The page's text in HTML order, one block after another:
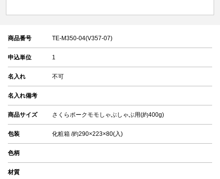
商品番号 TE-M350-04(V357-07)
申込単位 1
名入れ 不可
名入れ備考
商品サイズ さくらポークモモしゃぶしゃぶ用(約400g)
包装 化粧箱 /約290×223×80(入)
色柄
材質